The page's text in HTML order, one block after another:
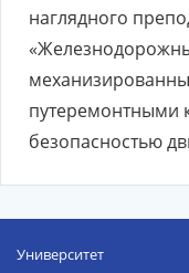
наглядного
путеремонтными
безопасностью
Университет